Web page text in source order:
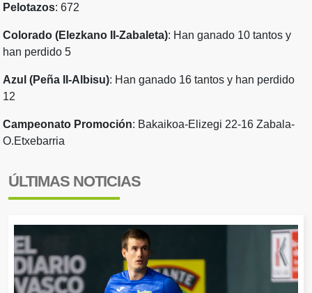
Pelotazos: 672
Colorado (Elezkano II-Zabaleta): Han ganado 10 tantos y
han perdido 5
Azul (Peña II-Albisu): Han ganado 16 tantos y han perdido
12
Campeonato Promoción: Bakaikoa-Elizegi 22-16 Zabala-
O.Etxebarria
ÚLTIMAS NOTICIAS